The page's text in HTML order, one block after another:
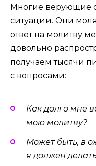
Многие верующие
ситуации. Они
ответ на молитву
довольно
получаем тысячи
с вопросами:
Как долго мне
мою молитву?
Может быть, в
я должен